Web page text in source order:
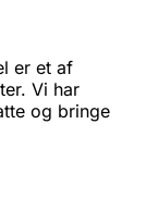
er et af
Vi har
og bringe